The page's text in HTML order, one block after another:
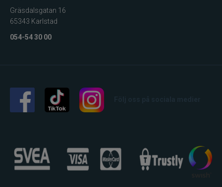
Gräsdalsgatan 16
65343 Karlstad
054-54 30 00